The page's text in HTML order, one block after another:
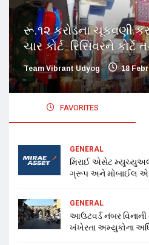
રૂ.૧૨ કરોડના ચૂકવણી
ચાર કોર્ટ રિસિવરને કોર્ટે
Team Vibrant Udyog 18
FAVORITES
GENERAL
મિરાઈ એસેટ
ગ્રૂપ અને મોબાઈલ એપ
GENERAL
આઉટવર્ડ નંબર વિનાની
ખંખેરતા અમ્યુકોના